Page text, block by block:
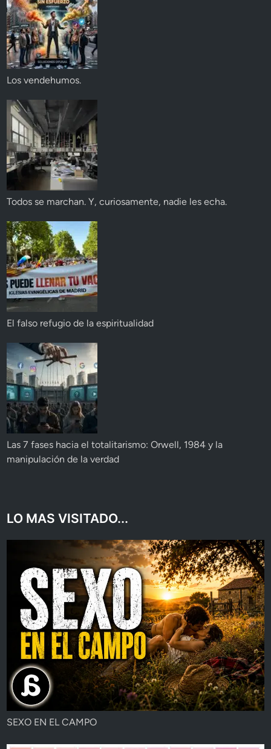
Los vendehumos.
Todos se marchan. Y, curiosamente, nadie les echa.
El falso refugio de la espiritualidad
Las 7 fases hacia el totalitarismo: Orwell, 1984 y la
manipulación de la verdad
LO MAS VISITADO...
SEXO EN EL CAMPO